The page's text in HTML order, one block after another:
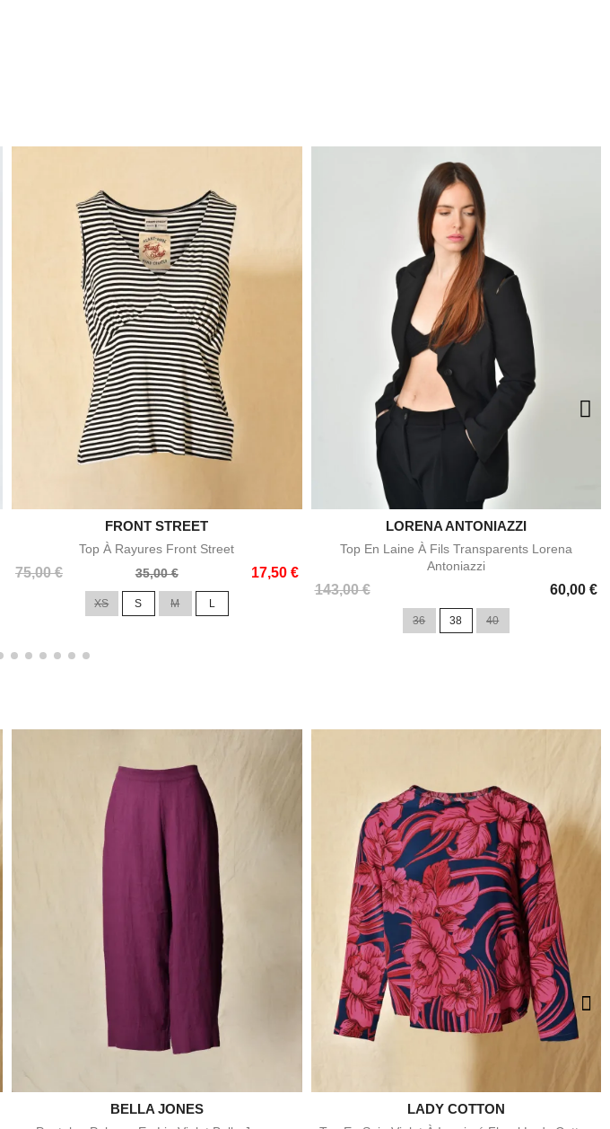
Aperçu rapide
FRONT STREET
Top À Rayures Front Street
75,00 €
Prix
35,00 € 17,50 €
Prix
XS S M L
Aperçu rapide
LORENA ANTONIAZZI
Top En Laine À Fils Transparents Lorena
Antoniazzi
143,00 € 60,00 €
Prix
36 38 40
Aperçu rapide
BELLA JONES Aperçu rapide
LADY COTTON